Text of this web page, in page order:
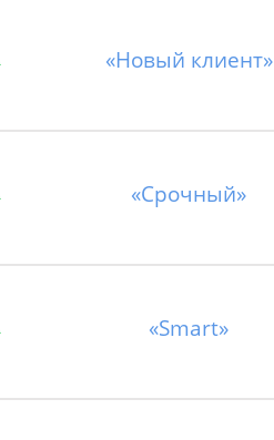
«Новый клиент»
«Срочный»
«Smart»